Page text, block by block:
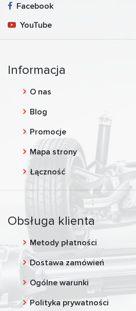
Facebook
YouTube
Informacja
O nas
Blog
Promocje
Mapa strony
Łączność
Obsługa klienta
Metody płatności
Dostawa zamówień
Ogólne warunki
Polityka prywatności